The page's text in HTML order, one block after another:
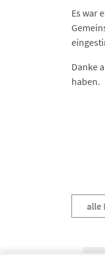
Es war
Danke
haben.
alle